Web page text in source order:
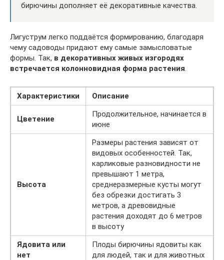
бирючины дополняет её декоративные качества.
Лигуструм легко поддаётся формированию, благодаря
чему садоводы придают ему самые замысловатые
формы. Так, в декоративных живых изгородях
встречается колонновидная форма растения.
Характеристики Описание
Цветение
Продолжительное, начинается в
июне
Высота
Размеры растения зависят от
видовых особенностей. Так,
карликовые разновидности не
превышают 1 метра,
среднеразмерные кусты могут
без обрезки достигать 3
метров, а древовидные
растения доходят до 6 метров
в высоту
Ядовита или
нет
Плоды бирючины ядовиты как
для людей, так и для животных